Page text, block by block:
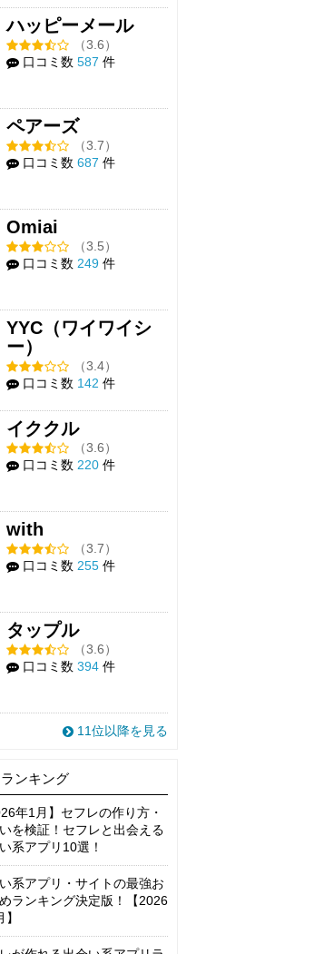
ハッピーメール
（3.6）
口コミ数 587 件
ペアーズ
（3.7）
口コミ数 687 件
Omiai
（3.5）
口コミ数 249 件
YYC（ワイワイシ
ー）
（3.4）
口コミ数 142 件
イククル
（3.6）
口コミ数 220 件
with
（3.7）
口コミ数 255 件
タップル
（3.6）
口コミ数 394 件
11位以降を見る
ンキング
年1月】セフレの作り方・
を検証！セフレと出会える
系アプリ10選！
系アプリ・サイトの最強お
ランキング決定版！【2026